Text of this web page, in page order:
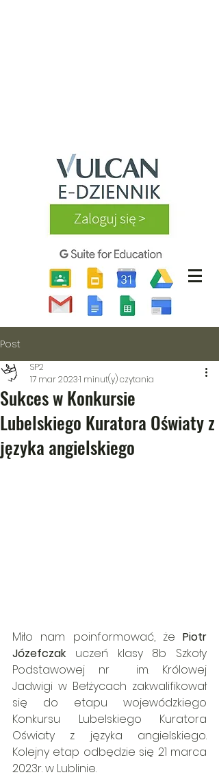
Post
Sukces w Konkursie
Lubelskiego Kuratora Oświaty z
języka angielskiego
SP2
17 mar 20231 minut(y) czytania
Miło nam poinformować, że Piotr
Józefczak uczeń klasy 8b Szkoły
Podstawowej nr  im. Królowej
Jadwigi w Bełżycach zakwalifikował
się do etapu wojewódzkiego
Konkursu Lubelskiego Kuratora
Oświaty z języka angielskiego.
Kolejny etap odbędzie się 21 marca
2023r. w Lublinie.